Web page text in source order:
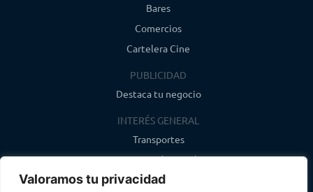
Valoramos tu privacidad
Bares
Comercios
Cartelera Cine
PUBLICIDAD
Destaca tu negocio
INTERÉS GENERAL
Transportes
Farmacias de guardia
Canal de WhatsApp